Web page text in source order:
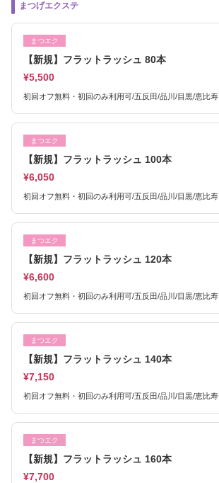
まつげエクステ
まつエク
【新規】フラットラッシュ 80本
¥5,500
初回オフ無料・初回のみ利用可/五反田/品川/目黒/恵比寿
まつエク
【新規】フラットラッシュ 100本
¥6,050
初回オフ無料・初回のみ利用可/五反田/品川/目黒/恵比寿
まつエク
【新規】フラットラッシュ 120本
¥6,600
初回オフ無料・初回のみ利用可/五反田/品川/目黒/恵比寿
まつエク
【新規】フラットラッシュ 140本
¥7,150
初回オフ無料・初回のみ利用可/五反田/品川/目黒/恵比寿
まつエク
【新規】フラットラッシュ 160本
¥7,700